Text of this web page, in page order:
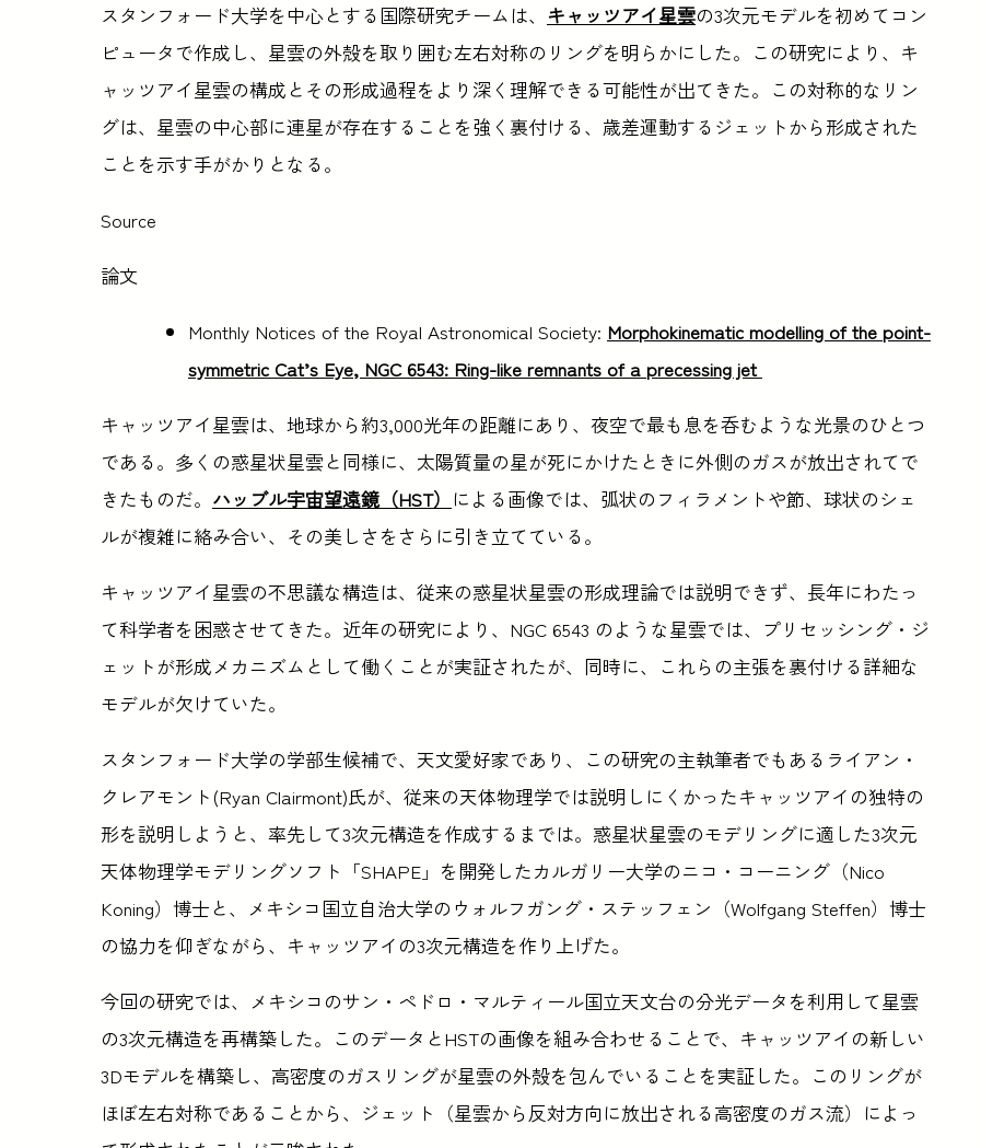
スタンフォード大学を中心とする国際研究チームは、 キャッツアイ星雲の3次元モデルを初めてコン
ピュータで作成し、星雲の外殻を取り囲む左右対称のリングを明らかにした。この研究により、キ
ャッツアイ星雲の構成とその形成過程をより深く理解できる可能性が出てきた。この対称的なリン
グは、星雲の中心部に連星が存在することを強く裏付ける、歳差運動するジェットから形成された
ことを示す手がかりとなる。
Source
論文
Monthly Notices of the Royal Astronomical Society: Morphokinematic modelling of the point-
symmetric Cat’s Eye, NGC 6543: Ring-like remnants of a precessing jet
キャッツアイ星雲は、地球から約3,000光年の距離にあり、夜空で最も息を呑むような光景のひとつ
である。多くの惑星状星雲と同様に、太陽質量の星が死にかけたときに外側のガスが放出されてで
きたものだ。 ハッブル宇宙望遠鏡（HST） による画像では、弧状のフィラメントや節、球状のシェ
ルが複雑に絡み合い、その美しさをさらに引き立てている。
キャッツアイ星雲の不思議な構造は、従来の惑星状星雲の形成理論では説明できず、長年にわたっ
て科学者を困惑させてきた。近年の研究により、NGC 6543 のような星雲では、プリセッシング・ジ
ェットが形成メカニズムとして働くことが実証されたが、同時に、これらの主張を裏付ける詳細な
モデルが欠けていた。
スタンフォード大学の学部生候補で、天文愛好家であり、この研究の主執筆者でもあるライアン・
クレアモント(Ryan Clairmont)氏が、従来の天体物理学では説明しにくかったキャッツアイの独特の
形を説明しようと、率先して3次元構造を作成するまでは。惑星状星雲のモデリングに適した3次元
天体物理学モデリングソフト「SHAPE」を開発したカルガリー大学のニコ・コーニング（Nico
Koning）博士と、メキシコ国立自治大学のウォルフガング・ステッフェン（Wolfgang Steffen）博士
の協力を仰ぎながら、キャッツアイの3次元構造を作り上げた。
今回の研究では、メキシコのサン・ペドロ・マルティール国立天文台の分光データを利用して星雲
の3次元構造を再構築した。このデータとHSTの画像を組み合わせることで、キャッツアイの新しい
3Dモデルを構築し、高密度のガスリングが星雲の外殻を包んでいることを実証した。このリングが
ほぼ左右対称であることから、ジェット（星雲から反対方向に放出される高密度のガス流）によっ